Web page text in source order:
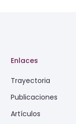
Enlaces
Trayectoria
Publicaciones
Artículos